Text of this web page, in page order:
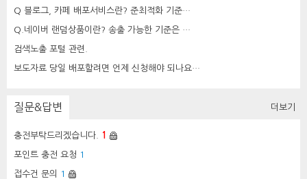
Q 블로그, 카페 배포서비스란? 준최적화 기준…
Q.네이버 랜덤상품이란? 송출 가능한 기준은 …
검색노출 포털 관련.
보도자료 당일 배포할려면 언제 신청해야 되나요…
질문&답변 더보기
충전부탁드리겠습니다. 1
포인트 충전 요청 1
접수건 문의 1